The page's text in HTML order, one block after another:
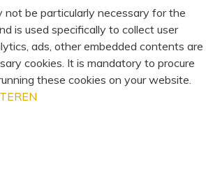
not be particularly necessary for the
is used specifically to collect user
ads, other embedded contents are
cookies. It is mandatory to procure
these cookies on your website.